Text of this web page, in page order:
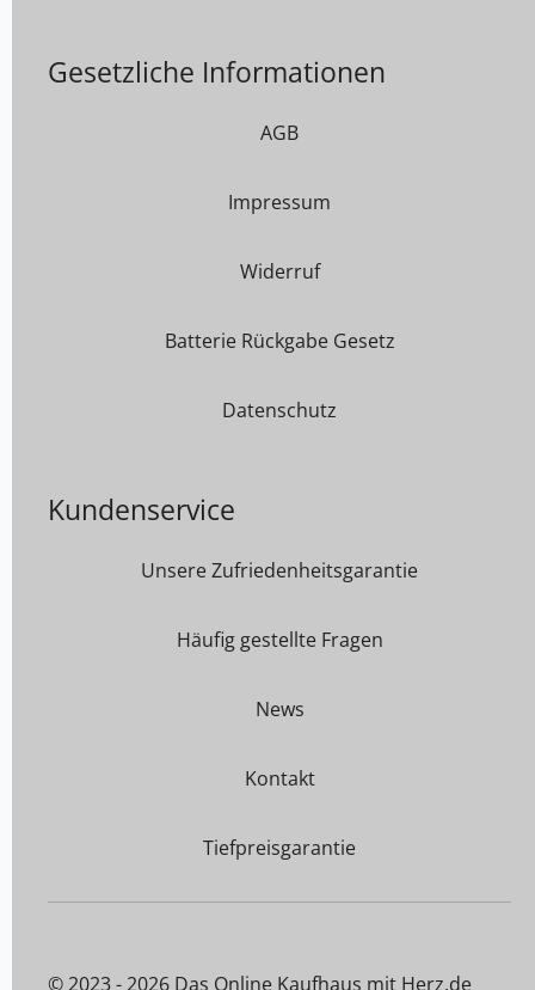
Gesetzliche Informationen
AGB
Impressum
Widerruf
Batterie Rückgabe Gesetz
Datenschutz
Kundenservice
Unsere Zufriedenheitsgarantie
Häufig gestellte Fragen
News
Kontakt
Tiefpreisgarantie
© 2023 - 2026 Das Online Kaufhaus mit Herz.de